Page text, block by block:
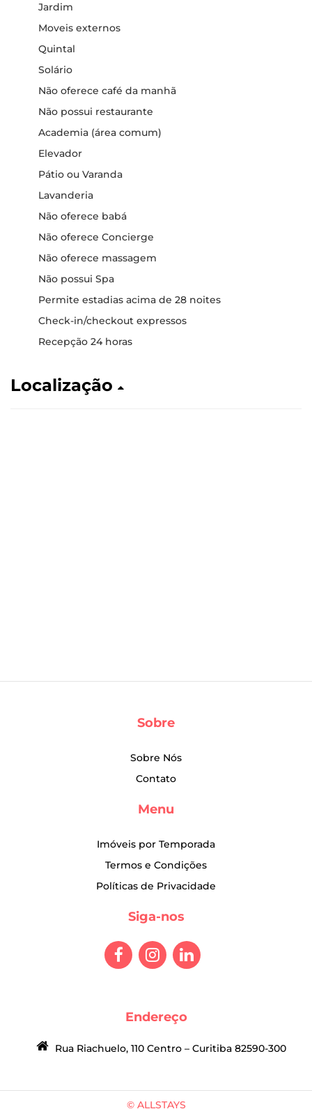
Jardim
Moveis externos
Quintal
Solário
Não oferece café da manhã
Não possui restaurante
Academia (área comum)
Elevador
Pátio ou Varanda
Lavanderia
Não oferece babá
Não oferece Concierge
Não oferece massagem
Não possui Spa
Permite estadias acima de 28 noites
Check-in/checkout expressos
Recepção 24 horas
Localização
Sobre
Sobre Nós
Contato
Menu
Imóveis por Temporada
Termos e Condições
Políticas de Privacidade
Siga-nos
Endereço
Rua Riachuelo, 110 Centro – Curitiba 82590-300
© ALLSTAYS